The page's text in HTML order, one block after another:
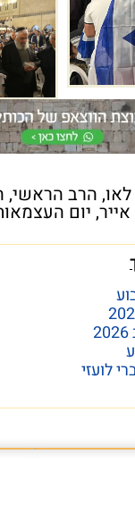
, הרב הראשי,
, יום
לועזי